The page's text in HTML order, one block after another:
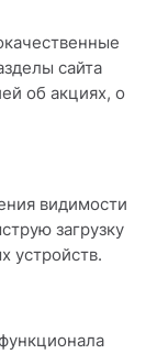
сайта
об акциях, о
видимости
загрузку
устройств.